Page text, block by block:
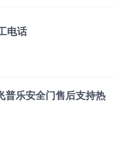
电话
普乐安全门售后支持热